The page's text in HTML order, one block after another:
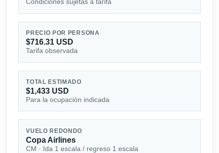
Condiciones sujetas a tarifa
PRECIO POR PERSONA
$716.31 USD
Tarifa observada
TOTAL ESTIMADO
$1,433 USD
Para la ocupación indicada
VUELO REDONDO
Copa Airlines
CM · Ida 1 escala / regreso 1 escala